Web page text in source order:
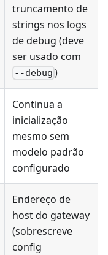
truncamento de
strings nos logs
de debug (deve
ser usado com
--debug )
Continua a
inicialização
mesmo sem
modelo padrão
configurado
Endereço de
host do gateway
(sobrescreve
config